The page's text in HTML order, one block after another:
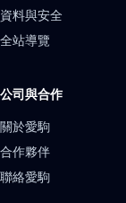
資料與安全
全站導覽
公司與合作
關於愛駒
合作夥伴
聯絡愛駒